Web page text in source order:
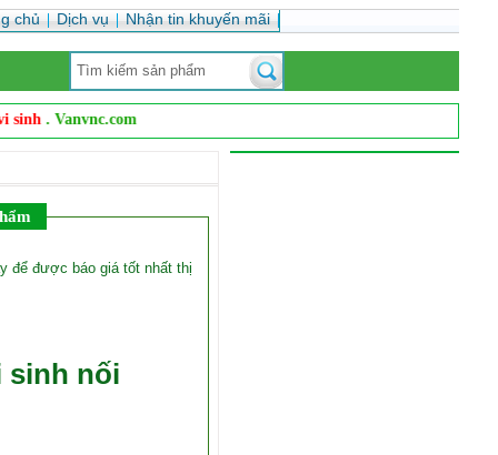
chủ Dịch vụ Nhận tin khuyến mãi
. Vanvnc.com cung cấp
để được báo giá tốt nhất thị
sinh nối